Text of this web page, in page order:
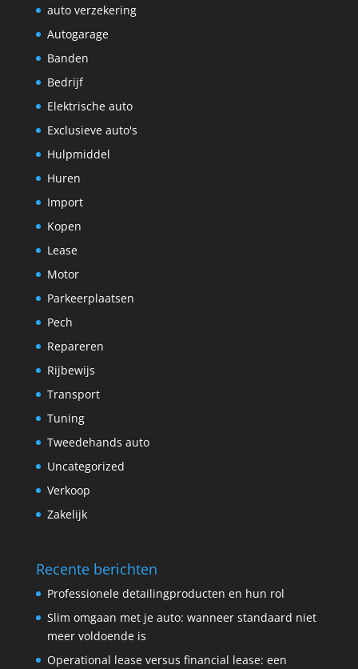
auto verzekering
Autogarage
Banden
Bedrijf
Elektrische auto
Exclusieve auto's
Hulpmiddel
Huren
Import
Kopen
Lease
Motor
Parkeerplaatsen
Pech
Repareren
Rijbewijs
Transport
Tuning
Tweedehands auto
Uncategorized
Verkoop
Zakelijk
Recente berichten
Professionele detailingproducten en hun rol
Slim omgaan met je auto: wanneer standaard niet
meer voldoende is
Operational lease versus financial lease: een